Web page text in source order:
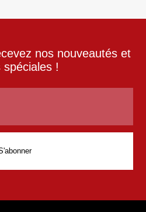
nos nouveautés et
spéciales !